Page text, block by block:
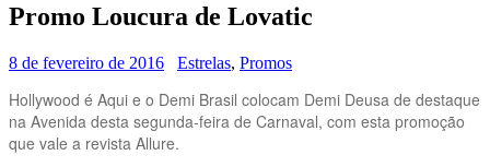
Promo Loucura de Lovatic
8 de fevereiro de 2016 Estrelas, Promos
Hollywood é Aqui e o Demi Brasil colocam Demi Deusa de destaque
na Avenida desta segunda-feira de Carnaval, com esta promoção
que vale a revista Allure.